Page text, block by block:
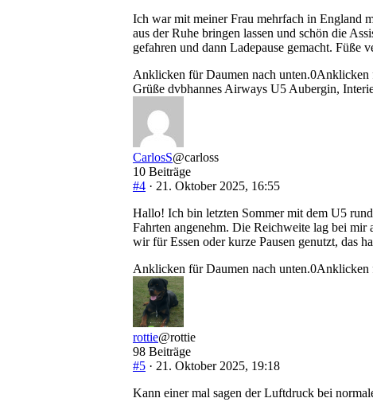
Ich war mit meiner Frau mehrfach in England
aus der Ruhe bringen lassen und schön die
gefahren und dann Ladepause gemacht.
Anklicken für Daumen nach unten.0Anklicken
Grüße dvbhannes Airways U5 Aubergin,
CarlosS@carloss
10 Beiträge
#4 · 21. Oktober 2025, 16:55
Hallo! Ich bin letzten Sommer mit dem U5
Fahrten angenehm. Die Reichweite lag bei
wir für Essen oder kurze Pausen genutzt, das
Anklicken für Daumen nach unten.0Anklicken
rottie@rottie
98 Beiträge
#5 · 21. Oktober 2025, 19:18
Kann einer mal sagen der Luftdruck bei